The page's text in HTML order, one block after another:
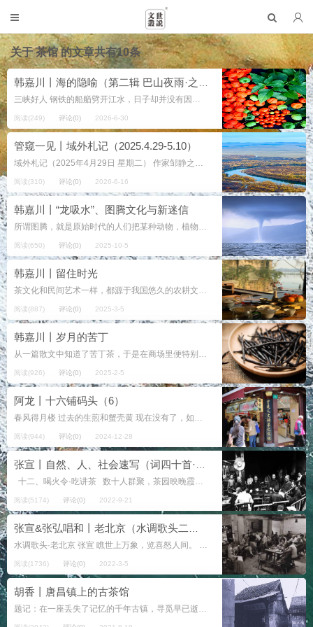
关于茶馆的文章共有10条
三峡好人 钢铁的船艏劈开江水，日子却并没有因此而分为两半。 两岸山高路窄，系着大巴山密码的风同若干消息一起，走出峡谷没再回来； 即便望夫石有亿万年的能耐。 趸船甲板的晨光，拥塞着鸡笼和猪仔，融合着 ...
阅读(249) 评论(0) 2026-6-30
管窥一见丨域外札记（2025.4.29-5.10）
域外札记（2025年4月29日 星期二） 作家邹静之《爱情宝典》中第四个故事《风筝误》，同样是改编之作。我查过资料：《风筝误》是清代文学家李渔创作的传奇戏剧，共三十出，完成于顺治十年（1653年）。全剧以风筝为线索...
阅读(310) 评论(0) 2026-6-16
韩嘉川丨“龙吸水”、图腾文化与新迷信
所谓图腾，就是原始时代的人们把某种动物，植物或无生物当作自己的亲属、祖先或保护神。相信它们不仅不会伤害自己，而且还能保护自己，并且能获得它们的超人的力量、勇气和技能。人们以尊敬的态度对待它们，一般情况下不得伤害。氏族、家...
阅读(650) 评论(0) 2025-10-5
韩嘉川丨留住时光
茶文化和民间艺术一样，都源于我国悠久的农耕文化。在南昌一位农业考古学的学科带头人家里，聆听他讲述茶的学问与历史，感觉自己作为中国人不了解茶文化，惭愧不已。 茶之韵味儿平和、宁静、悠远，以亲切、自然、...
阅读(887) 评论(0) 2025-3-5
韩嘉川丨岁月的苦丁
从一篇散文中知道了苦丁茶，于是在商场里便特别注意这种来自南国植物的叶子搓制的茶。装茶的瓶子似乎和小时楼下小铺子柜台上装糖豆的瓶子差不多，区别是糖豆五颜六色，而苦丁茶黑乎乎的。沏了茶叶，喝到嘴里的那滋味...
阅读(926) 评论(0) 2025-2-5
阿龙丨十六铺码头（6）
春风得月楼 过去的生煎和蟹壳黄 现在没有了，如今有两只 红嘴玄羽的鹩哥，它们会说 你好，还会哈啰，他们 坐在八仙桌边喝茶 他们被老上海称为白蚂蚁 新上海人则叫他们房屋中介 喝茶的不仅仅只有年轻人 ...
阅读(944) 评论(0) 2024-12-28
十二、喝火令·吃讲茶 数十人群聚，茶园映晚霞，只双方对垒呲牙。 口角争吵声壮，似铁板铜琶。 大佬袍哥者，主持并调查。贵和谐...
阅读(5174) 评论(0) 2022-9-21
水调歌头·老北京 张宣 瞧世上万象，览喜怒人间。 胡同曲折深处，院落紧相连。 跨进朱门影壁，但见丁香芍药，枣树矗门前。 金鱼戏缸里，童稚耍秋千。&nb...
阅读(1736) 评论(0) 2022-3-5
胡香丨唐昌镇上的古茶馆
题记：在一座丢失了记忆的千年古镇，寻觅早已逝去的岁月的痕迹并不容易，然而，当遇到陈庆惠和她的一家人时，我们终于如愿以偿…… “南街茶旅馆”成了唐昌这座千年古镇留下的唯一纪念 4月1日凌晨，我们一路行驶800余...